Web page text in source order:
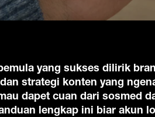
yang sukses dilirik
strategi konten yang
dapet cuan dari sosmed
lengkap ini biar akun